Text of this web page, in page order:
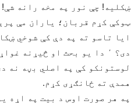
ښکلیه! چې نور په مخه رانه شې!
ټوکې کړم قربان؛ ياران مې
دی؟ ٬ دا یو بحث او
همدې ته ځانګړی کړم.
په هر صورت اوس د بیت په اړه